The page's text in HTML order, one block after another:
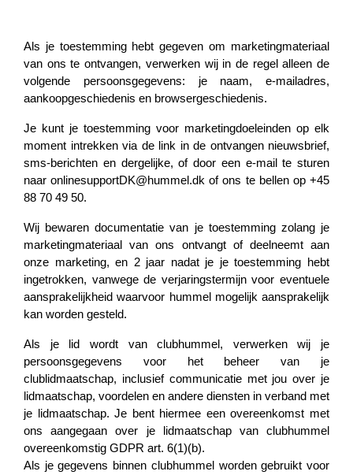
Als je toestemming hebt gegeven om marketingmateriaal
van ons te ontvangen, verwerken wij in de regel alleen de
volgende persoonsgegevens: je naam, e-mailadres,
aankoopgeschiedenis en browsergeschiedenis.
Je kunt je toestemming voor marketingdoeleinden op elk
moment intrekken via de link in de ontvangen nieuwsbrief,
sms-berichten en dergelijke, of door een e-mail te sturen
naaronlinesupportDK@hummel.dkof ons te bellen op +45
88 70 49 50.
Wij bewaren documentatie van je toestemming zolang je
marketingmateriaal van ons ontvangt of deelneemt aan
onze marketing, en 2 jaar nadat je je toestemming hebt
ingetrokken, vanwege de verjaringstermijn voor eventuele
aansprakelijkheid waarvoor hummel mogelijk aansprakelijk
kan worden gesteld.
Als je lid wordt van clubhummel, verwerken wij je
persoonsgegevens voor het beheer van je
clublidmaatschap, inclusief communicatie met jou over je
lidmaatschap, voordelen en andere diensten in verband met
je lidmaatschap. Je bent hiermee een overeenkomst met
ons aangegaan over je lidmaatschap van clubhummel
overeenkomstig GDPR art. 6(1)(b).
Als je gegevens binnen clubhummel worden gebruikt voor